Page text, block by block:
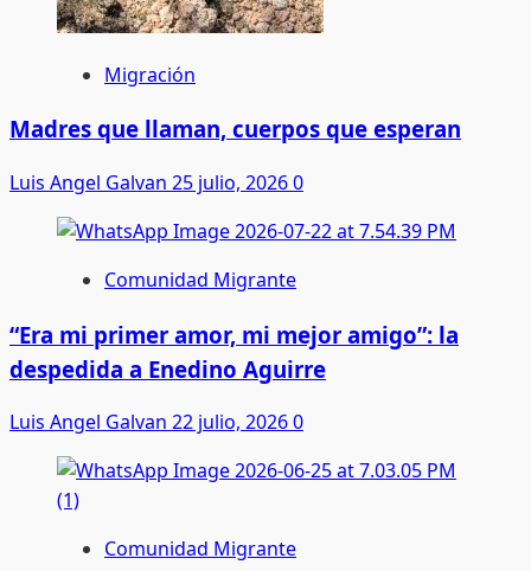
Migración
Madres que llaman, cuerpos que esperan
Luis Angel Galvan 25 julio, 20260
Comunidad Migrante
“Era mi primer amor, mi mejor amigo”: la
despedida a Enedino Aguirre
Luis Angel Galvan 22 julio, 20260
Comunidad Migrante